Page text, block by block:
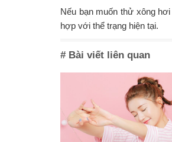
Nếu bạn muốn thử xông
hợp với thể trạng hiện tại.
# Bài viết liên quan